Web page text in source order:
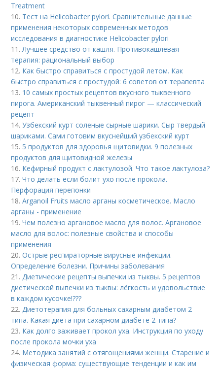
Treatment
10. Тест на Helicobacter pylori. Сравнительные данные
применения некоторых современных методов
исследования в диагностике Helicobacter pylori
11.Лучшее средство от кашля. Противокашлевая
терапия: рациональный выбор
12. Как быстро справиться с простудой летом. Как
быстро справиться с простудой: 6 советов от терапевта
13. 10 самых простых рецептов вкусного тыквенного
пирога. Американский тыквенный пирог — классический
рецепт
14.Узбекский курт соленые сырные шарики. Сыр твердый
шариками. Сами готовим вкуснейший узбекский курт
15. 5 продуктов для здоровья щитовидки. 9 полезных
продуктов для щитовидной железы
16. Кефирный продукт с лактулозой. Что такое лактулоза?
17.Что делать если болит ухо после прокола.
Перфорация перепонки
18.Arganoil Fruits масло арганы косметическое. Масло
арганы - применение
19.Чем полезно аргановое масло для волос. Аргановое
масло для волос: полезные свойства и способы
применения
20.Острые респираторные вирусные инфекции.
Определение болезни. Причины заболевания
21.Диетические рецепты выпечки из тыквы. 5 рецептов
диетической выпечки из тыквы: лёгкость и удовольствие
в каждом кусочке!???
22.Диетотерапия для больных сахарным диабетом 2
типа. Какая диета при сахарном диабете 2 типа?
23. Как долго заживает прокол уха. Инструкция по уходу
после прокола мочки уха
24. Методика занятий с отягощениями женщи. Старение и
физическая форма: существующие тенденции и как им